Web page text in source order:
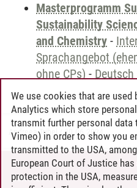
Masterprogramm
Sustainability
and Chemistry -
Sprachangebot
ohne CPs) -
Andreea Tribel 30.06.2024
CONTACT
We use cookies that are used
Analytics which store
transmit further personal data
Vimeo) in order to show you
transmitted to the USA,
European Court of Justice
protection in the USA,